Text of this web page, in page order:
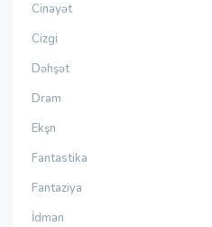
Cinayət
Cizgi
Dəhşət
Dram
Ekşn
Fantastika
Fantaziya
İdman